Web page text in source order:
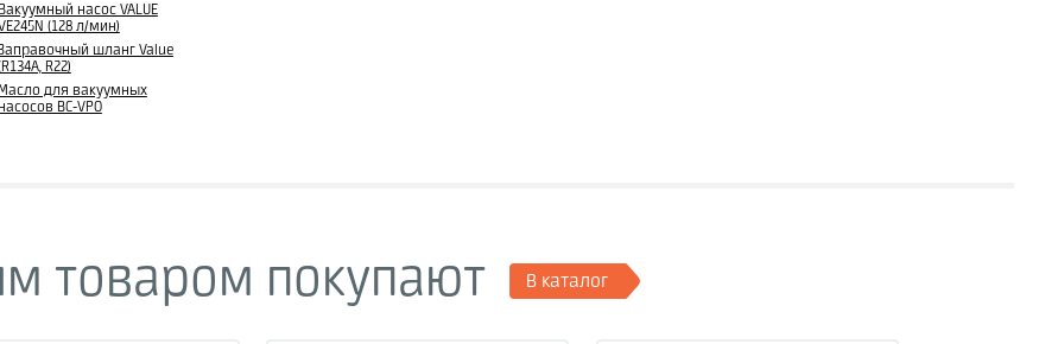
насос VALUE
(128 л/мин)
шланг Value
R22)
для вакуумных
ВС-VPO
товаром покупают В каталог